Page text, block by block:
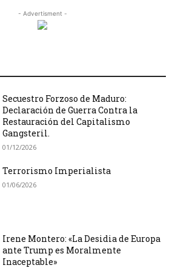
- Advertisment -
Secuestro Forzoso de Maduro:
Declaración de Guerra Contra la
Restauración del Capitalismo
Gangsteril.
01/12/2026
Terrorismo Imperialista
01/06/2026
Irene Montero: «La Desidia de Europa
ante Trump es Moralmente
Inaceptable»